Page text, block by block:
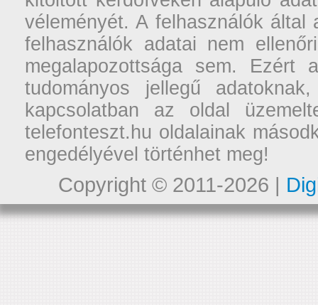
véleményét. A felhasználók
felhasználók adatai nem
megalapozottsága sem. Ezért
tudományos jellegű
kapcsolatban az oldal
telefonteszt.hu oldalainak
engedélyével történhet meg!
Copyright © 2011-2026 |